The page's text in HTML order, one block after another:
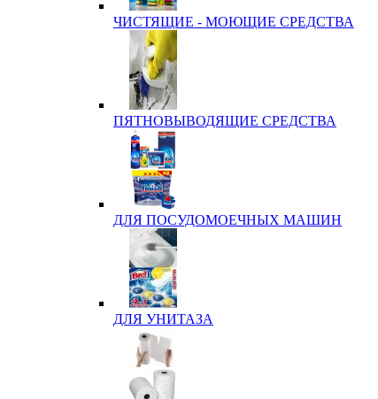
ЧИСТЯЩИЕ - МОЮЩИЕ СРЕДСТВА
ПЯТНОВЫВОДЯЩИЕ СРЕДСТВА
ДЛЯ ПОСУДОМОЕЧНЫХ МАШИН
ДЛЯ УНИТАЗА